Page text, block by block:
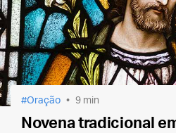
Oração 9 min
Novena tradicional